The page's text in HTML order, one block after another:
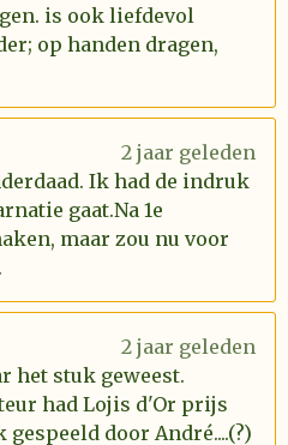
is ook liefdevol
op handen dragen,
2 jaar geleden
Ik had de indruk
gaat.Na 1e
maar zou nu voor
2 jaar geleden
het stuk geweest.
had Lojis d'Or prijs
door André....(?)